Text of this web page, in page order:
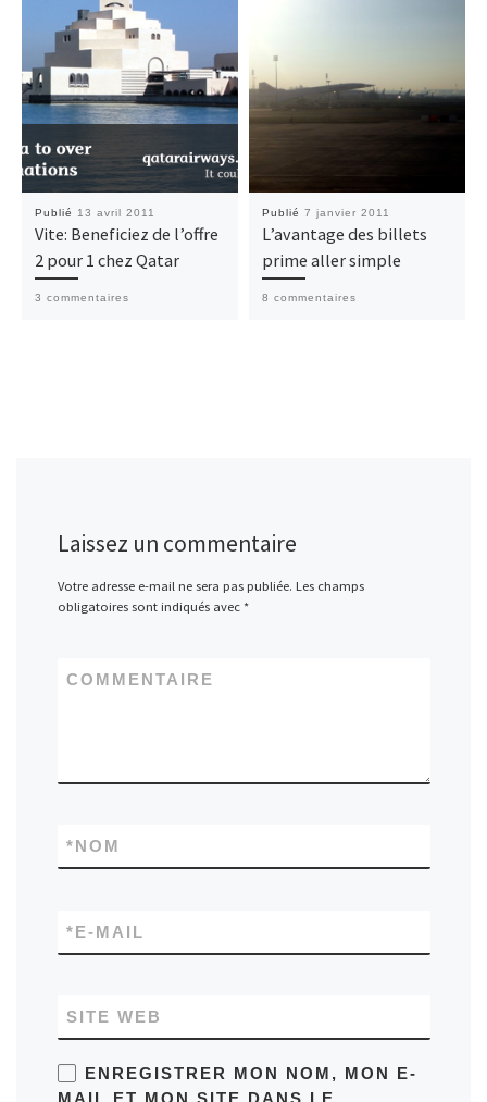
Publié 13 avril 2011
Vite: Beneficiez de l’offre
2 pour 1 chez Qatar
3 commentaires
Publié 7 janvier 2011
L’avantage des billets
prime aller simple
8 commentaires
Laissez un commentaire
Votre adresse e-mail ne sera pas publiée. Les champs
obligatoires sont indiqués avec *
COMMENTAIRE
NOM
*
E-MAIL
*
SITE WEB
ENREGISTRER MON NOM, MON E-
MAIL ET MON SITE DANS LE